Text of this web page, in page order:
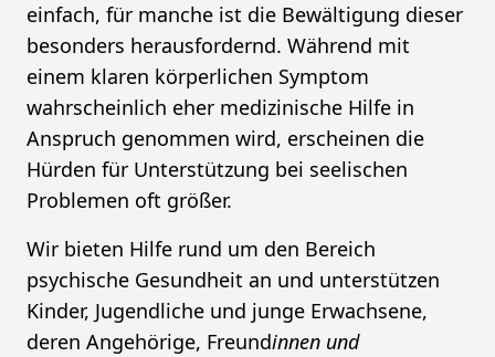
einfach, für manche ist die Bewältigung dieser
besonders herausfordernd. Während mit
einem klaren körperlichen Symptom
wahrscheinlich eher medizinische Hilfe in
Anspruch genommen wird, erscheinen die
Hürden für Unterstützung bei seelischen
Problemen oft größer.
Wir bieten Hilfe rund um den Bereich
psychische Gesundheit an und unterstützen
Kinder, Jugendliche und junge Erwachsene,
deren Angehörige, Freundinnen und